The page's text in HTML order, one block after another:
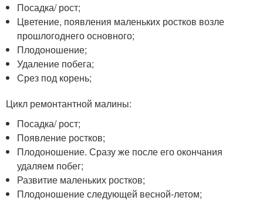
Посадка/ рост;
Цветение, появления маленьких ростков возле
прошлогоднего основного;
Плодоношение;
Удаление побега;
Срез под корень;
Цикл ремонтантной малины:
Посадка/ рост;
Появление ростков;
Плодоношение. Сразу же после его окончания
удаляем побег;
Развитие маленьких ростков;
Плодоношение следующей весной-летом;